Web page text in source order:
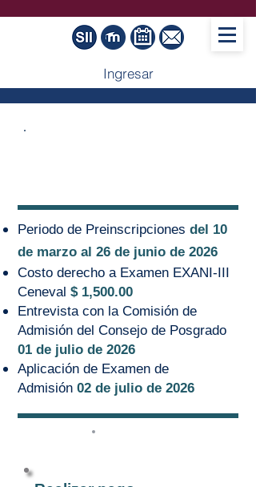
Ingresar
Periodo de Preinscripciones del 10
de marzo al 26 de junio de 2026
Costo derecho a Examen EXANI-III
Ceneval $ 1,500.00
Entrevista con la Comisión de
Admisión del Consejo de Posgrado
01 de julio de 2026
Aplicación de Examen de
Admisión 02 de julio de 2026